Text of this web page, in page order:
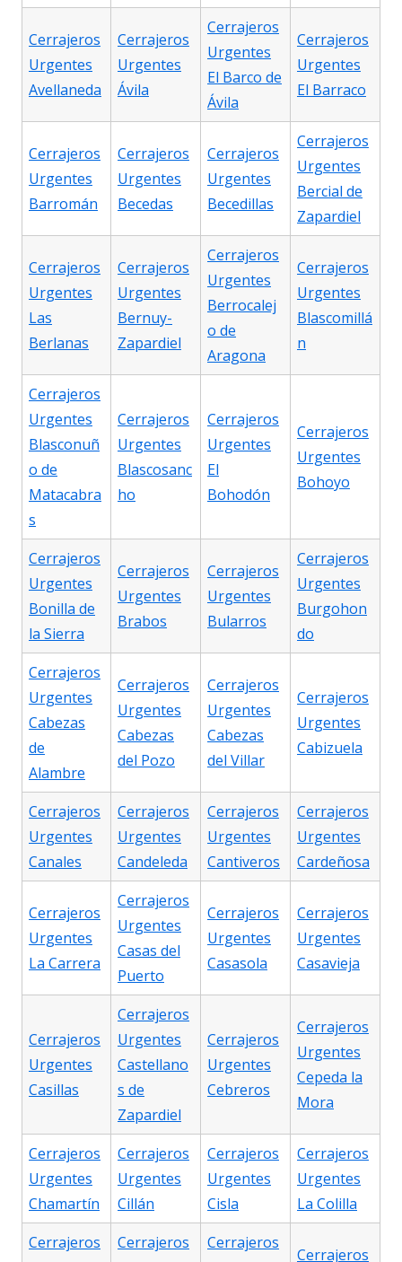
Cerrajeros
Urgentes
Avellaneda
Cerrajeros
Urgentes
Ávila
Cerrajeros
Urgentes
El Barco de
Ávila
Cerrajeros
Urgentes
El Barraco
Cerrajeros
Urgentes
Barromán
Cerrajeros
Urgentes
Becedas
Cerrajeros
Urgentes
Becedillas
Cerrajeros
Urgentes
Bercial de
Zapardiel
Cerrajeros
Urgentes
Las
Berlanas
Cerrajeros
Urgentes
Bernuy-
Zapardiel
Cerrajeros
Urgentes
Berrocalej
o de
Aragona
Cerrajeros
Urgentes
Blascomillá
n
Cerrajeros
Urgentes
Blasconuñ
o de
Matacabra
s
Cerrajeros
Urgentes
Blascosanc
ho
Cerrajeros
Urgentes
El
Bohodón
Cerrajeros
Urgentes
Bohoyo
Cerrajeros
Urgentes
Bonilla de
la Sierra
Cerrajeros
Urgentes
Brabos
Cerrajeros
Urgentes
Bularros
Cerrajeros
Urgentes
Burgohon
do
Cerrajeros
Urgentes
Cabezas
de
Alambre
Cerrajeros
Urgentes
Cabezas
del Pozo
Cerrajeros
Urgentes
Cabezas
del Villar
Cerrajeros
Urgentes
Cabizuela
Cerrajeros
Urgentes
Canales
Cerrajeros
Urgentes
Candeleda
Cerrajeros
Urgentes
Cantiveros
Cerrajeros
Urgentes
Cardeñosa
Cerrajeros
Urgentes
La Carrera
Cerrajeros
Urgentes
Casas del
Puerto
Cerrajeros
Urgentes
Casasola
Cerrajeros
Urgentes
Casavieja
Cerrajeros
Urgentes
Casillas
Cerrajeros
Urgentes
Castellano
s de
Zapardiel
Cerrajeros
Urgentes
Cebreros
Cerrajeros
Urgentes
Cepeda la
Mora
Cerrajeros
Urgentes
Chamartín
Cerrajeros
Urgentes
Cillán
Cerrajeros
Urgentes
Cisla
Cerrajeros
Urgentes
La Colilla
Cerrajeros
Cerrajeros
Cerrajeros
Cerrajeros